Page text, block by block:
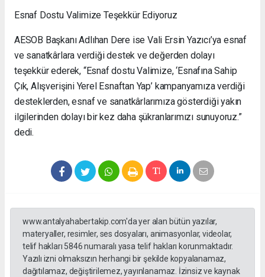
Esnaf Dostu Valimize Teşekkür Ediyoruz
AESOB Başkanı Adlıhan Dere ise Vali Ersin Yazıcı’ya esnaf
ve sanatkârlara verdiği destek ve değerden dolayı
teşekkür ederek, “Esnaf dostu Valimize, ‘Esnafına Sahip
Çık, Alışverişini Yerel Esnaftan Yap’ kampanyamıza verdiği
desteklerden, esnaf ve sanatkârlarımıza gösterdiği yakın
ilgilerinden dolayı bir kez daha şükranlarımızı sunuyoruz.”
dedi.
www.antalyahabertakip.com'da yer alan bütün yazılar,
materyaller, resimler, ses dosyaları, animasyonlar, videolar,
telif hakları 5846 numaralı yasa telif hakları korunmaktadır.
Yazılı izni olmaksızın herhangi bir şekilde kopyalanamaz,
dağıtılamaz, değiştirilemez, yayınlanamaz. İzinsiz ve kaynak